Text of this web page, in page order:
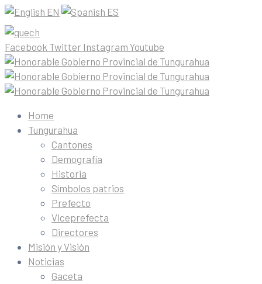
EN ES
Facebook Twitter Instagram Youtube
Home
Tungurahua
Cantones
Demografía
Historia
Símbolos patrios
Prefecto
Viceprefecta
Directores
Misión y Visión
Noticias
Gaceta